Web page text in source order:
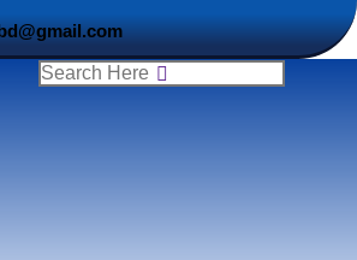
Search: